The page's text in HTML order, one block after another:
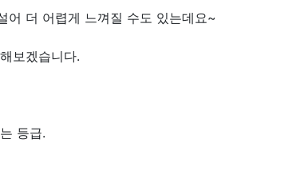
어 더 어렵게 느껴질 수도 있는데요~
보겠습니다.
등급.